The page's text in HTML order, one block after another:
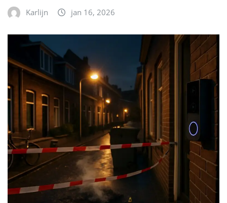
Karlijn jan 16, 2026